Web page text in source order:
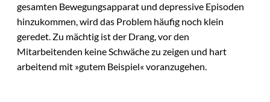
gesamten Bewegungsapparat und depressive Episoden
hinzukommen, wird das Problem häufig noch klein
geredet. Zu mächtig ist der Drang, vor den
Mitarbeitenden keine Schwäche zu zeigen und hart
arbeitend mit »gutem Beispiel« voranzugehen.